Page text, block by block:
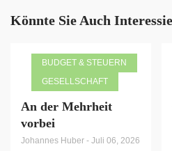
Könnte Sie Auch
BUDGET & STEUERN
GESELLSCHAFT
An der Mehrheit
vorbei
Johannes Huber - Juli 06, 2026